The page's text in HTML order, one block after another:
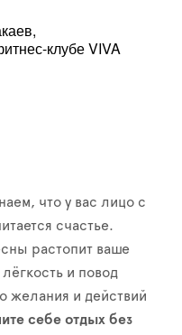
клубе VIVA
что у вас лицо с
счастье.
растопит ваше
и повод
желания и действий
себе отдых без